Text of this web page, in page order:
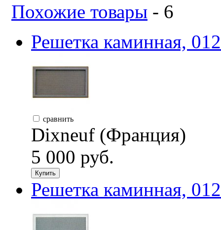
Похожие товары - 6
Решетка каминная,
сравнить
Dixneuf (Франция)
5 000 руб.
Купить
Решетка каминная,